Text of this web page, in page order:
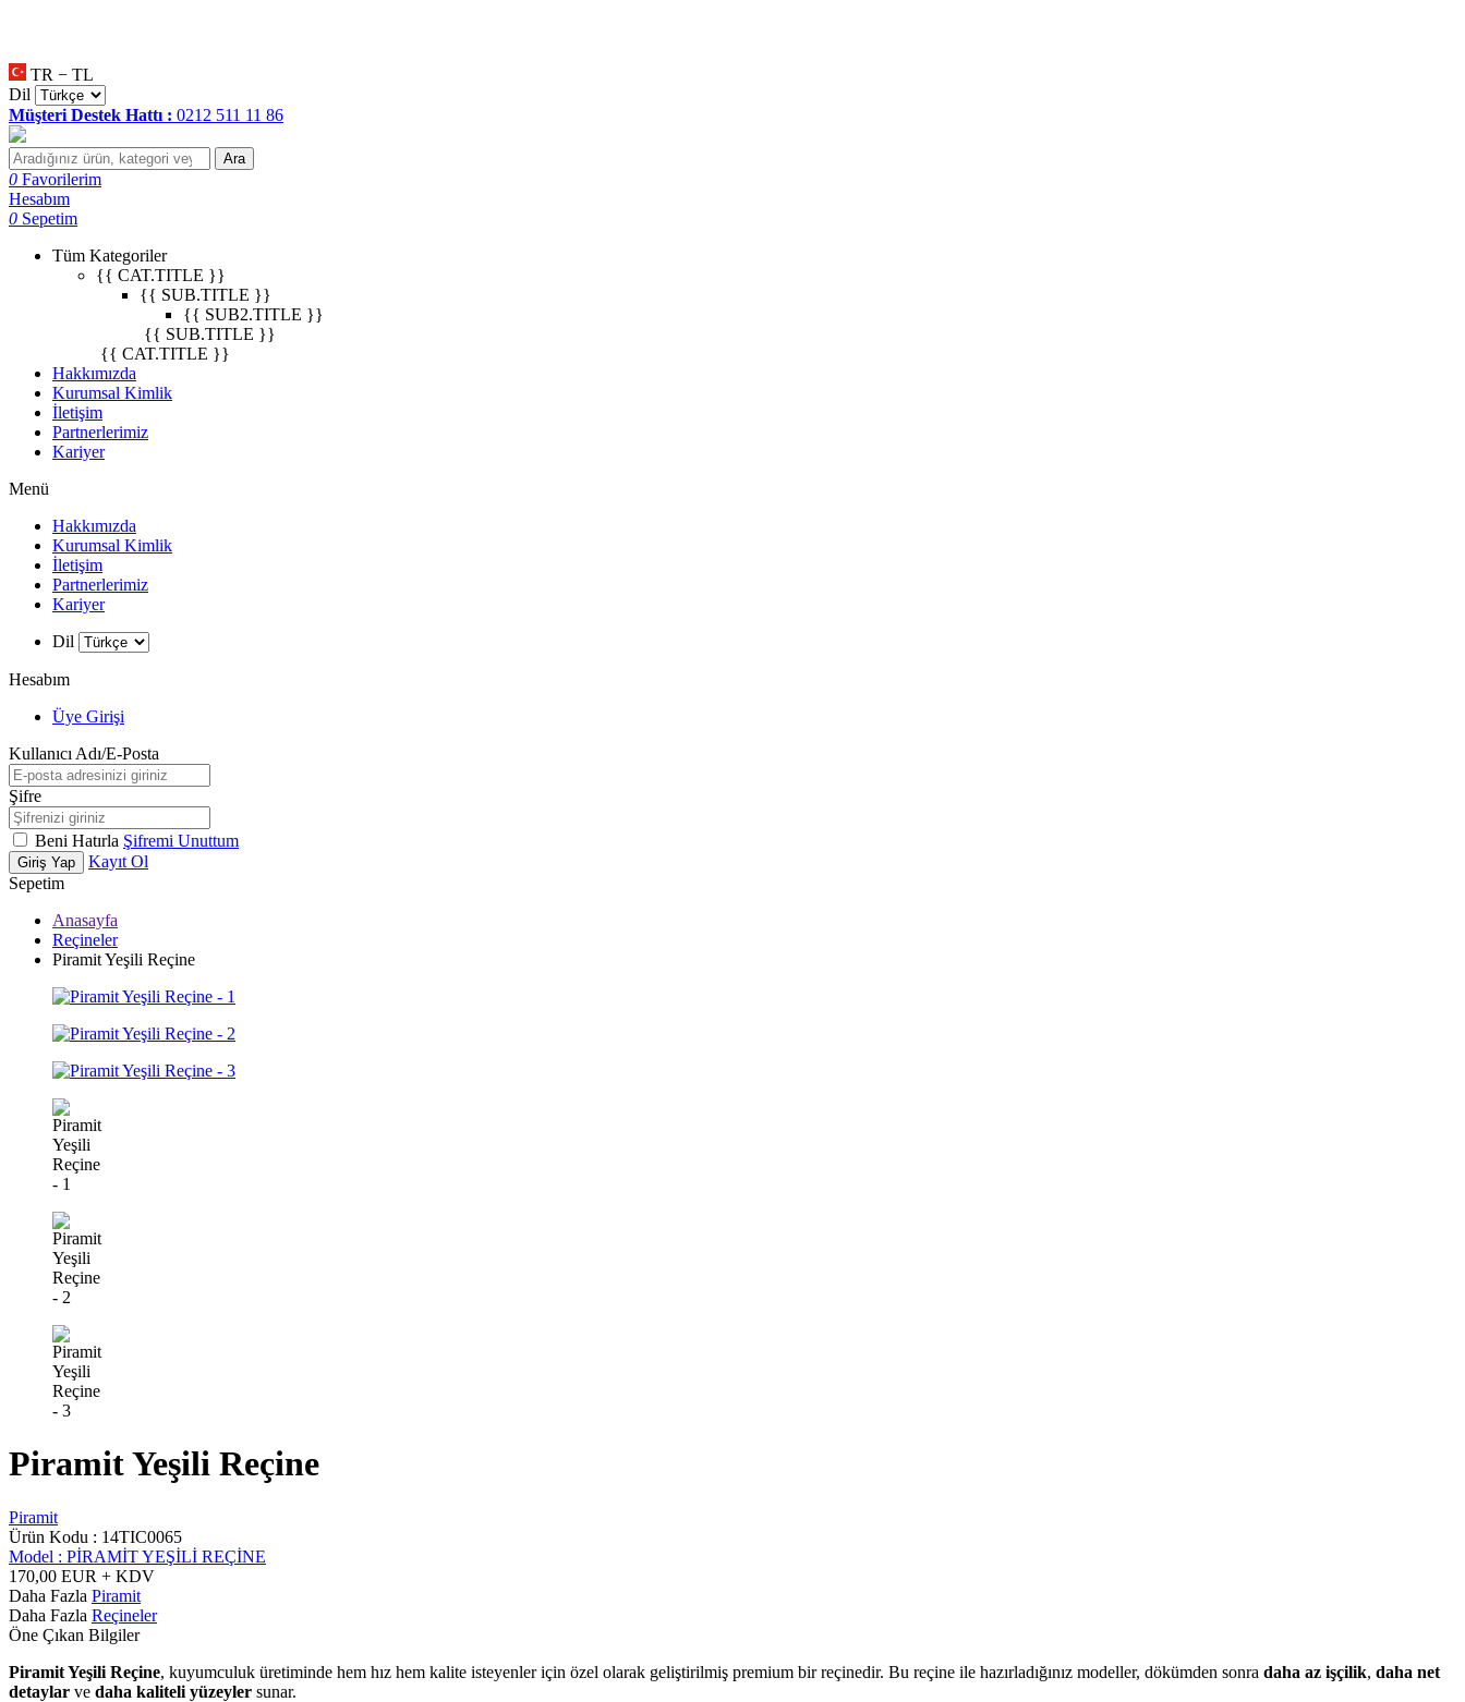
TR − TL
Dil
Müşteri Destek Hattı : 0212 511 11 86
Ara
0 Favorilerim
Hesabım
0 Sepetim
Tüm Kategoriler
{{ CAT.TITLE }}
{{ SUB.TITLE }}
{{ SUB2.TITLE }}
{{ SUB.TITLE }}
{{ CAT.TITLE }}
Hakkımızda
Kurumsal Kimlik
İletişim
Partnerlerimiz
Kariyer
Menü
Hakkımızda
Kurumsal Kimlik
İletişim
Partnerlerimiz
Kariyer
Dil
Hesabım
Üye Girişi
Kullanıcı Adı/E-Posta
Şifre
Beni Hatırla Şifremi Unuttum
Giriş Yap
Kayıt Ol
Sepetim
Anasayfa
Reçineler
Piramit Yeşili Reçine
Piramit Yeşili Reçine
Piramit
Ürün Kodu : 14TIC0065
Model : PİRAMİT YEŞİLİ REÇİNE
170,00 EUR + KDV
Daha Fazla Piramit
Daha Fazla Reçineler
Öne Çıkan Bilgiler
Piramit Yeşili Reçine, kuyumculuk üretiminde hem hız hem kalite isteyenler için özel olarak geliştirilmiş premium bir reçinedir. Bu reçine ile hazırladığınız modeller, dökümden sonra daha az işçilik, daha net
detaylar ve daha kaliteli yüzeyler sunar.